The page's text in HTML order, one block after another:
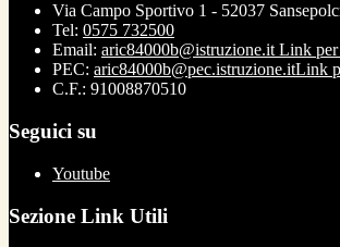
Via Campo Sportivo 1 - 52037
Tel: 0575 732500
Email: aric84000b@istruzione.itLink per
PEC: aric84000b@pec.istruzione.itLink
C.F.: 91008870510
Seguici su
Youtube
Sezione Link Utili